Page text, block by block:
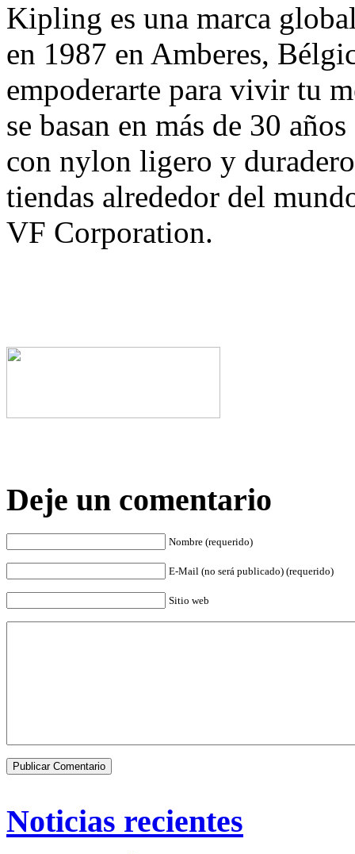
Kipling es una marca
en 1987 en Amberes,
empoderarte para vivir tu
se basan en más de 30
con nylon ligero y
tiendas alrededor del
VF Corporation.
Deje un comentario
Nombre (requerido)
E-Mail (no será publicado) (requerido)
Sitio web
Noticias recientes